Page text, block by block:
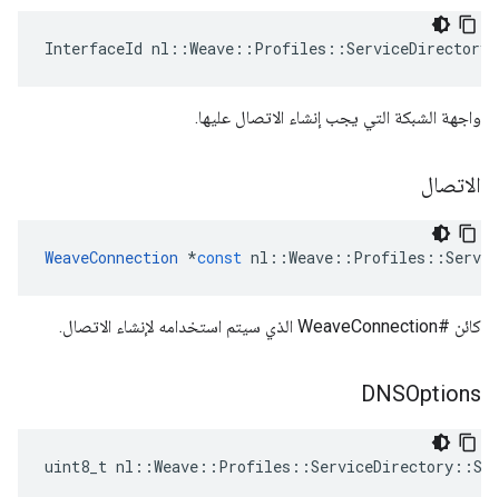
InterfaceId
واجهة الشبكة التي يجب إنشاء الاتصال عليها.
الاتصال
WeaveConnection *const nl ::Weave :: Profiles ::
كائن #WeaveConnection الذي سيتم استخدامه لإنشاء الاتصال.
DNSOptions
uint8_t